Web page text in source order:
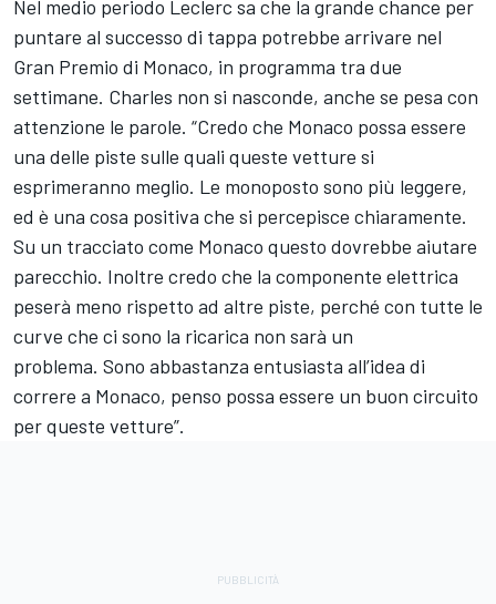
Nel medio periodo Leclerc sa che la grande chance per
puntare al successo di tappa potrebbe arrivare nel
Gran Premio di Monaco, in programma tra due
settimane. Charles non si nasconde, anche se pesa con
attenzione le parole. “Credo che Monaco possa essere
una delle piste sulle quali queste vetture si
esprimeranno meglio. Le monoposto sono più leggere,
ed è una cosa positiva che si percepisce chiaramente.
Su un tracciato come Monaco questo dovrebbe aiutare
parecchio. Inoltre credo che la componente elettrica
peserà meno rispetto ad altre piste, perché con tutte le
curve che ci sono la ricarica non sarà un
problema. Sono abbastanza entusiasta all’idea di
correre a Monaco, penso possa essere un buon circuito
per queste vetture”.